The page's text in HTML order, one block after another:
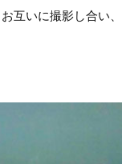
互いに撮影し合い